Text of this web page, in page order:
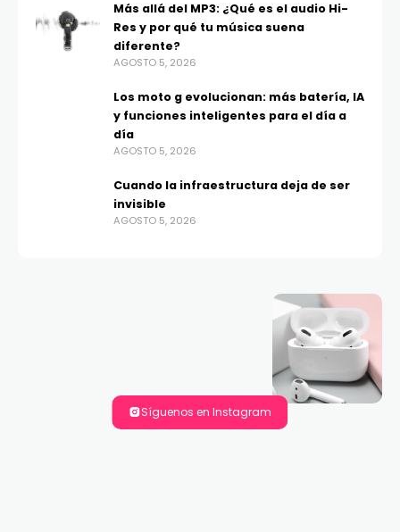
Más allá del MP3: ¿Qué es el audio Hi-
Res y por qué tu música suena
diferente?
AGOSTO 5, 2026
Los moto g evolucionan: más batería, IA
y funciones inteligentes para el día a
día
AGOSTO 5, 2026
Cuando la infraestructura deja de ser
invisible
AGOSTO 5, 2026
Síguenos en Instagram